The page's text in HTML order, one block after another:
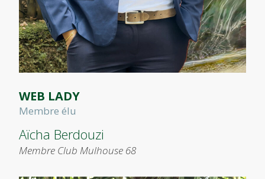
WEB LADY
Membre élu
Aïcha Berdouzi
Membre Club Mulhouse 68